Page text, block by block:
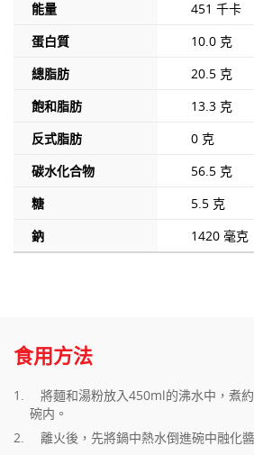
能量
451 千卡
蛋白質
10.0 克
總脂肪
20.5 克
飽和脂肪
13.3 克
反式脂肪
0 克
碳水化合物
56.5 克
糖
5.5 克
鈉
1420 毫克
食用方法
將麵和湯粉放入450ml的沸水中，煮
碗内。
離火後，先將鍋中熱水倒進碗中融